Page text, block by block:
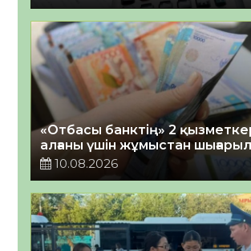
«Отбасы банктің» 2
алғаны үшін жұмыстан
10.08.2026